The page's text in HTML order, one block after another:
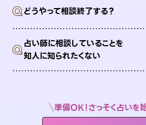
Qどうやって相談終了する？
Q占い師に相談していることを
知人に知られたくない
準備OK！さっそく占いを